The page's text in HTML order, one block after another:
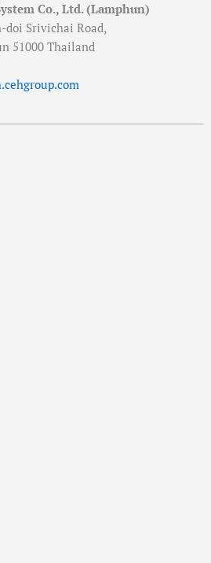
Co., Ltd. (Lamphun)
doi Srivichai Road,
51000 Thailand